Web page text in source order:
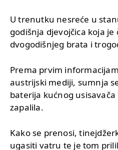
U trenutku nesreće u
godišnja djevojčica koja je
dvogodišnjeg brata i
Prema prvim
austrijski mediji, sumnja
baterija kućnog
zapalila.
Kako se prenosi,
ugasiti vatru te je tom